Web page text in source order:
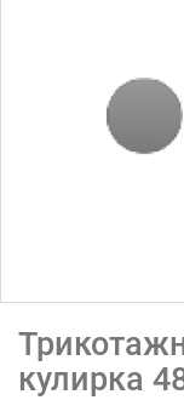
кулирка